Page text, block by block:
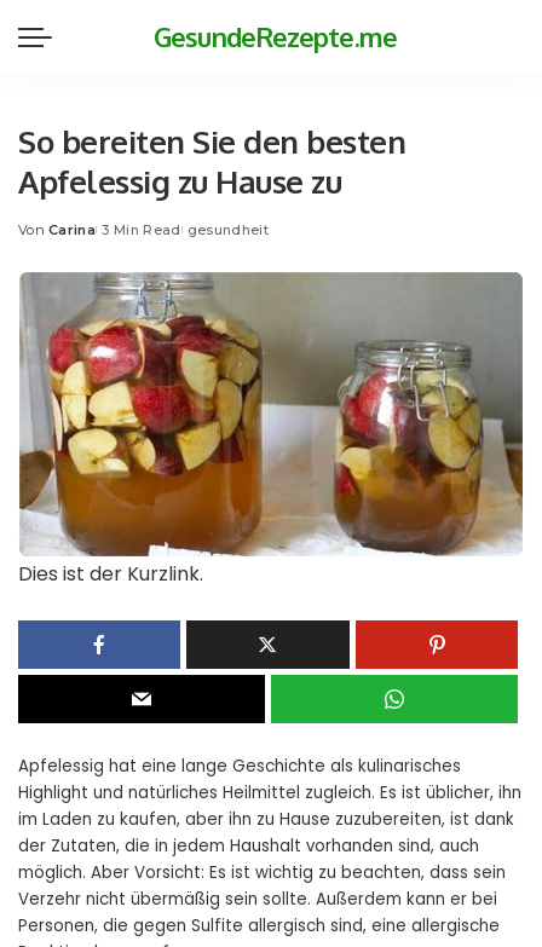
GesundeRezepte.me
So bereiten Sie den besten
Apfelessig zu Hause zu
Posted
Von Carina 3 Min Read gesundheit
Dies ist der Kurzlink.
Apfelessig hat eine lange Geschichte als kulinarisches
Highlight und natürliches Heilmittel zugleich. Es ist üblicher, ihn
im Laden zu kaufen, aber ihn zu Hause zuzubereiten, ist dank
der Zutaten, die in jedem Haushalt vorhanden sind, auch
möglich. Aber Vorsicht: Es ist wichtig zu beachten, dass sein
Verzehr nicht übermäßig sein sollte. Außerdem kann er bei
Personen, die gegen Sulfite allergisch sind, eine allergische